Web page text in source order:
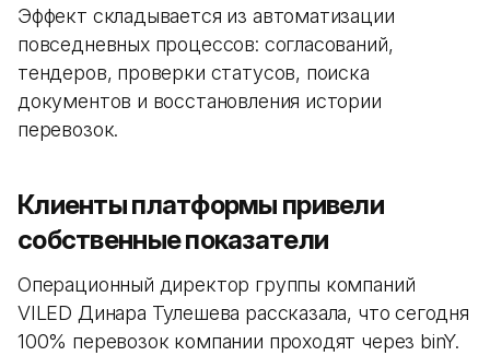
Эффект складывается из автоматизации
повседневных процессов: согласований,
тендеров, проверки статусов, поиска
документов и восстановления истории
перевозок.
Клиенты платформы привели
собственные показатели
Операционный директор группы компаний
VILED Динара Тулешева рассказала, что сегодня
100% перевозок компании проходят через binY.